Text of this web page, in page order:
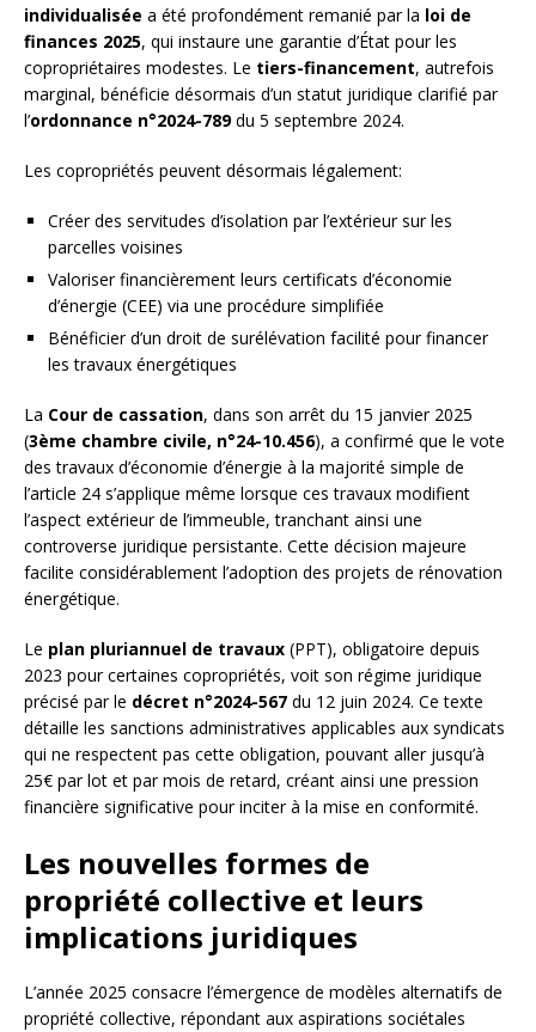
individualisée a été profondément remanié par la loi de
finances 2025, qui instaure une garantie d’État pour les
copropriétaires modestes. Le tiers-financement, autrefois
marginal, bénéficie désormais d’un statut juridique clarifié par
l’ordonnance n°2024-789du 5 septembre 2024.
Les copropriétés peuvent désormais légalement:
Créer des servitudes d’isolation par l’extérieur sur les
parcelles voisines
Valoriser financièrement leurs certificats d’économie
d’énergie (CEE) via une procédure simplifiée
Bénéficier d’un droit de surélévation facilité pour financer
les travaux énergétiques
La Cour de cassation, dans son arrêt du 15 janvier 2025
(3ème chambre civile, n°24-10.456), a confirmé que le vote
des travaux d’économie d’énergie à la majorité simple de
l’article 24 s’applique même lorsque ces travaux modifient
l’aspect extérieur de l’immeuble, tranchant ainsi une
controverse juridique persistante. Cette décision majeure
facilite considérablement l’adoption des projets de rénovation
énergétique.
Le plan pluriannuel de travaux (PPT), obligatoire depuis
2023 pour certaines copropriétés, voit son régime juridique
précisé par le décret n°2024-567 du 12 juin 2024. Ce texte
détaille les sanctions administratives applicables aux syndicats
qui ne respectent pas cette obligation, pouvant aller jusqu’à
25€ par lot et par mois de retard, créant ainsi une pression
financière significative pour inciter à la mise en conformité.
Les nouvelles formes de
propriété collective et leurs
implications juridiques
L’année 2025 consacre l’émergence de modèles alternatifs de
propriété collective, répondant aux aspirations sociétales